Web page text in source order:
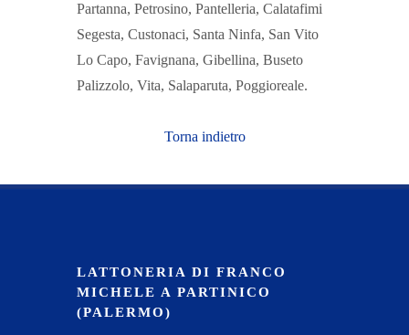
Partanna, Petrosino, Pantelleria, Calatafimi
Segesta, Custonaci, Santa Ninfa, San Vito
Lo Capo, Favignana, Gibellina, Buseto
Palizzolo, Vita, Salaparuta, Poggioreale.
Torna indietro
LATTONERIA DI FRANCO
MICHELE A PARTINICO
(PALERMO)